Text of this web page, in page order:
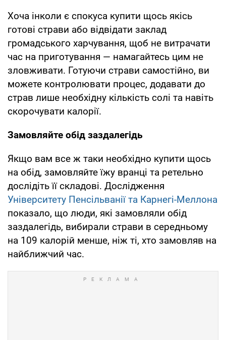
Хоча інколи є спокуса купити щось якісь
готові страви або відвідати заклад
громадського харчування, щоб не витрачати
час на приготування — намагайтесь цим не
зловживати. Готуючи страви самостійно, ви
можете контролювати процес, додавати до
страв лише необхідну кількість солі та навіть
скорочувати калорії.
Замовляйте обід заздалегідь
Якщо вам все ж таки необхідно купити щось
на обід, замовляйте їжу вранці та ретельно
дослідіть її складові. Дослідження
Університету Пенсільванії та Карнегі-Меллона
показало, що люди, які замовляли обід
заздалегідь, вибирали страви в середньому
на 109 калорій менше, ніж ті, хто замовляв на
найближчий час.